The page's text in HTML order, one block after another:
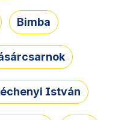
Bimba
István